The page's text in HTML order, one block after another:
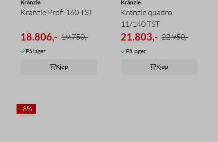
Kränzle
Kränzle Profi 160 TST
18.806,- 19.750,-
På lager
Kjøp
Kränzle
Kränzle quadro
11/140 TST
21.803,- 22.950,-
På lager
Kjøp
-8%